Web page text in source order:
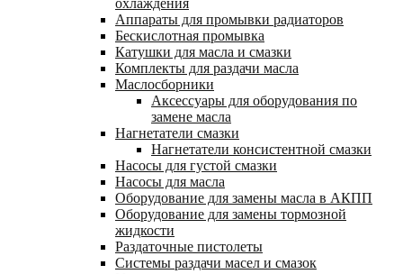
охлаждения
Аппараты для промывки радиаторов
Бескислотная промывка
Катушки для масла и смазки
Комплекты для раздачи масла
Маслосборники
Аксессуары для оборудования по
замене масла
Нагнетатели смазки
Нагнетатели консистентной смазки
Насосы для густой смазки
Насосы для масла
Оборудование для замены масла в АКПП
Оборудование для замены тормозной
жидкости
Раздаточные пистолеты
Системы раздачи масел и смазок